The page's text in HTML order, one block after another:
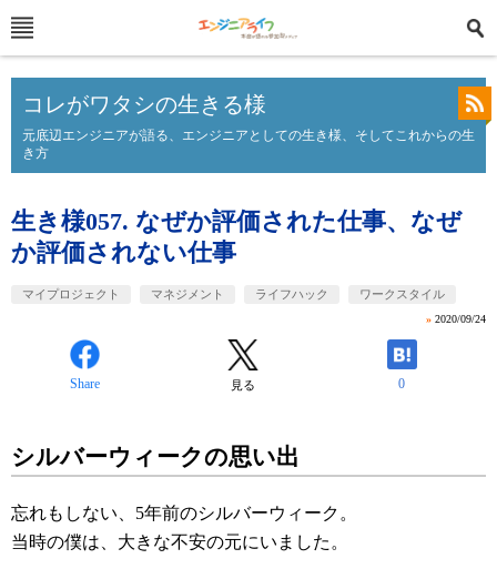
コレがワタシの生きる様
元底辺エンジニアが語る、エンジニアとしての生き様、そしてこれからの生
き方
生き様057. なぜか評価された仕事、なぜ
か評価されない仕事
マイプロジェクト マネジメント ライフハック ワークスタイル
» 2020/09/24
Share 見る 0
シルバーウィークの思い出
忘れもしない、5年前のシルバーウィーク。
当時の僕は、大きな不安の元にいました。